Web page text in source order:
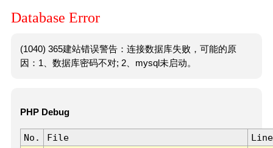
Database Error
(1040) 365建站错误警告：连接数据库失败，可能的原
因：1、数据库密码不对; 2、mysql未启动。
PHP Debug
No. File
Line